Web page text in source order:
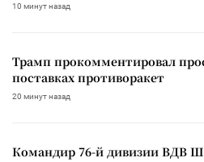
10 минут назад
Трамп прокомментировал
поставках противоракет
20 минут назад
Командир 76-й дивизии ВДВ